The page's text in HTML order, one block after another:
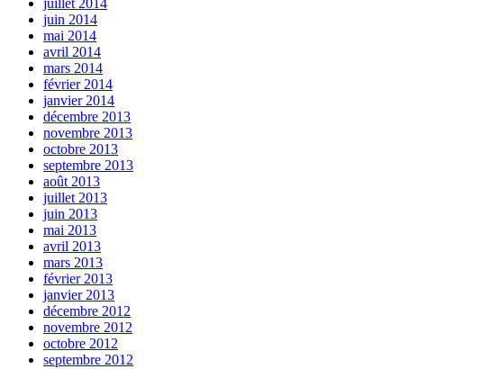
juin 2014
mai 2014
avril 2014
mars 2014
février 2014
janvier 2014
décembre 2013
novembre 2013
octobre 2013
septembre 2013
août 2013
juillet 2013
juin 2013
mai 2013
avril 2013
mars 2013
février 2013
janvier 2013
décembre 2012
novembre 2012
octobre 2012
septembre 2012